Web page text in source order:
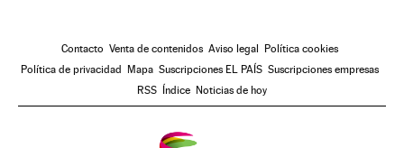
Contacto Venta de contenidos Aviso legal Política cookies
Política de privacidad Mapa Suscripciones EL PAÍS Suscripciones empresas
RSS Índice Noticias de hoy